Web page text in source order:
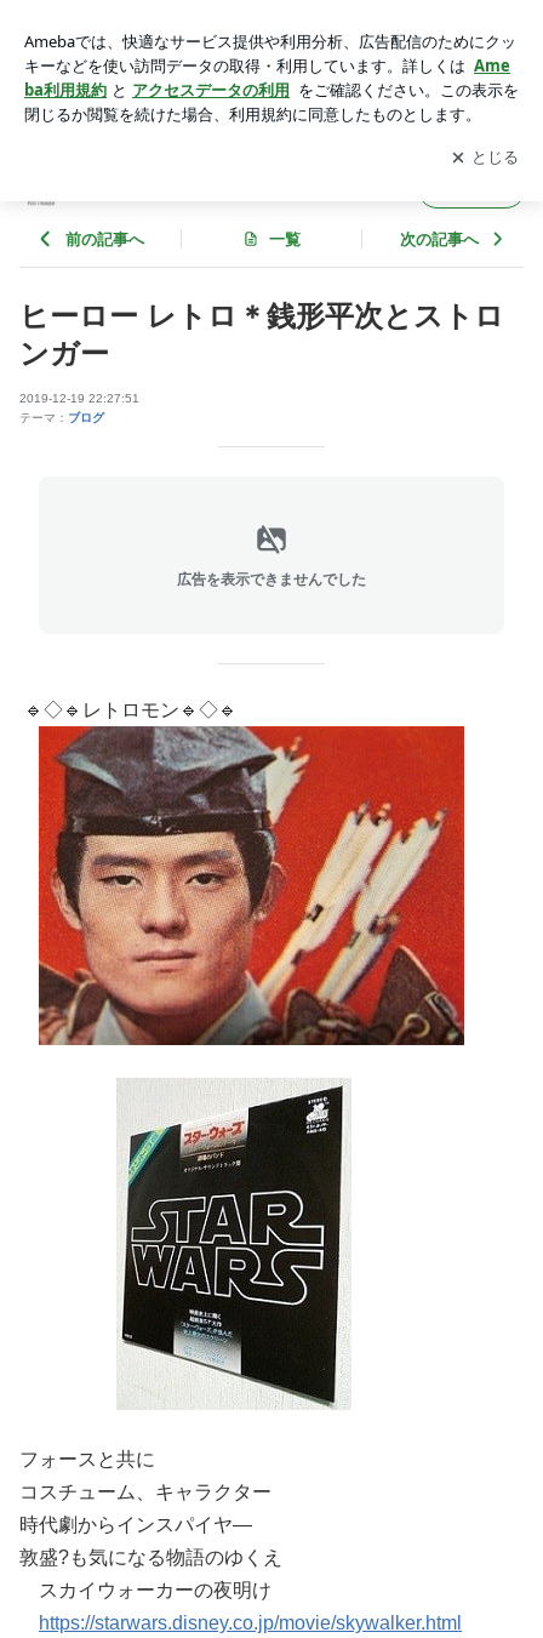
アプリをダウンロードして ブログの更新通知
を受け取りまし
ょう。
開く
前の記事へ 一覧 次の記事へ
ヒーロー レトロ＊銭形平次とストロ
ンガー
2019-12-19 22:27:51
テーマ： ブログ
広告を表示できませんでした
🔹◇🔹レトロモン🔹◇🔹
フォースと共に
コスチューム、キャラクター
時代劇からインスパイヤ―
敦盛?も気になる物語のゆくえ
スカイウォーカーの夜明け
https://starwars.disney.co.jp/movie/skywalker.html